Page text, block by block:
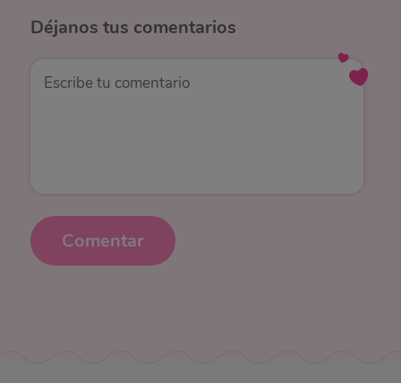
Déjanos tus comentarios
Comentar